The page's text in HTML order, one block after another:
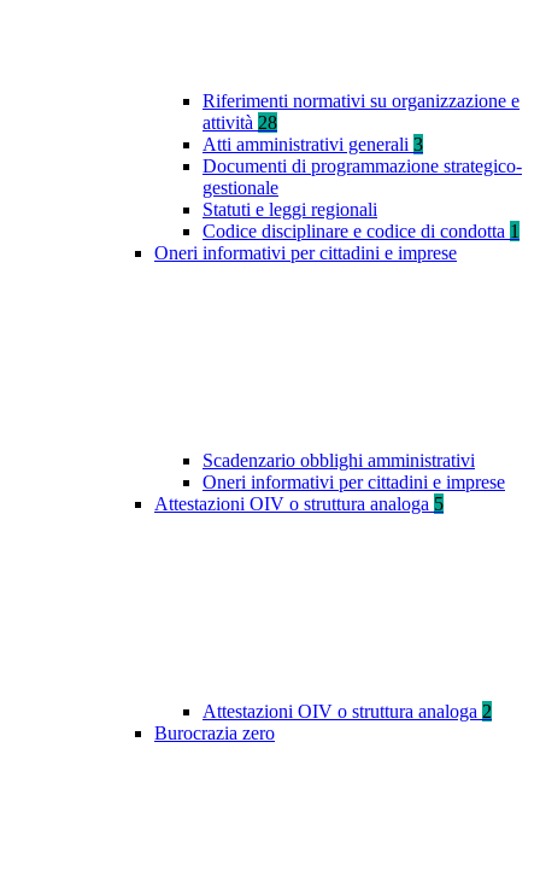
Riferimenti normativi su organizzazione e
attività 28
Atti amministrativi generali 3
Documenti di programmazione strategico-
gestionale
Statuti e leggi regionali
Codice disciplinare e codice di condotta 1
Oneri informativi per cittadini e imprese
Scadenzario obblighi amministrativi
Oneri informativi per cittadini e imprese
Attestazioni OIV o struttura analoga 5
Attestazioni OIV o struttura analoga 2
Burocrazia zero